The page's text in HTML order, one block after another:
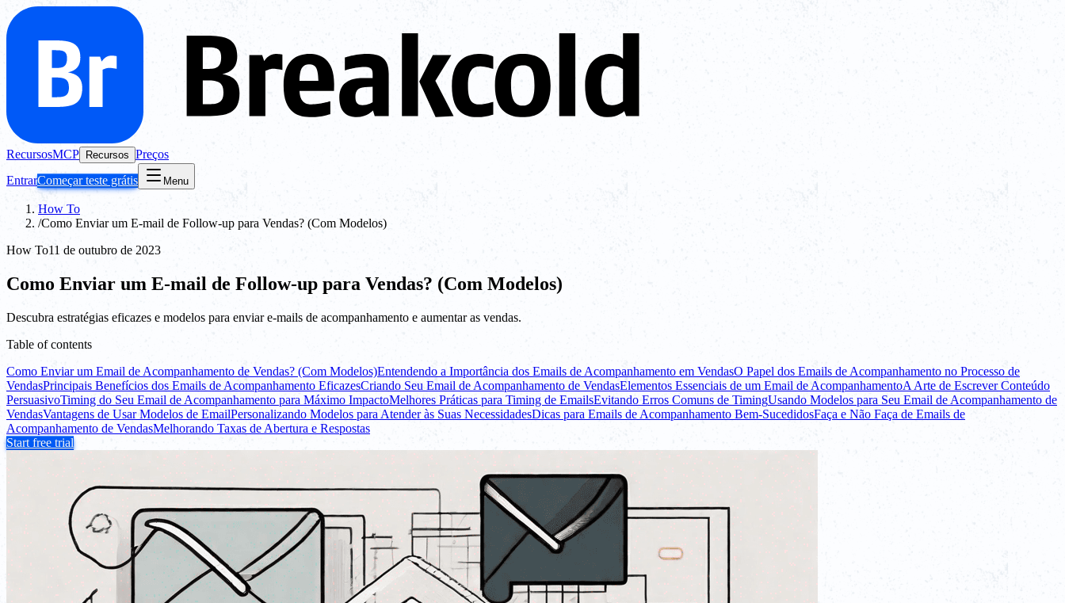
RecursosMCP Recursos Preços
EntrarComeçar teste grátis Menu
How To
/Como Enviar um E-mail de Follow-up para Vendas? (Com Modelos)
How To11 de outubro de 2023
Como Enviar um E-mail de Follow-up para Vendas? (Com Modelos)
Descubra estratégias eficazes e modelos para enviar e-mails de acompanhamento e aumentar as vendas.
Table of contents
Como Enviar um Email de Acompanhamento de Vendas? (Com Modelos)Entendendo a Importância dos Emails de Acompanhamento em VendasO Papel dos Emails de Acompanhamento no Processo de
VendasPrincipais Benefícios dos Emails de Acompanhamento EficazesCriando Seu Email de Acompanhamento de VendasElementos Essenciais de um Email de AcompanhamentoA Arte de Escrever Conteúdo
PersuasivoTiming do Seu Email de Acompanhamento para Máximo ImpactoMelhores Práticas para Timing de EmailsEvitando Erros Comuns de TimingUsando Modelos para Seu Email de Acompanhamento de
VendasVantagens de Usar Modelos de EmailPersonalizando Modelos para Atender às Suas NecessidadesDicas para Emails de Acompanhamento Bem-SucedidosFaça e Não Faça de Emails de
Acompanhamento de VendasMelhorando Taxas de Abertura e Respostas
Start free trial